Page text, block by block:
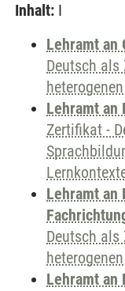
Inhalt: I
Lehramt an
Deutsch als
Lehramt an
Zertifikat -
Lehramt an
Deutsch als
Lehramt an